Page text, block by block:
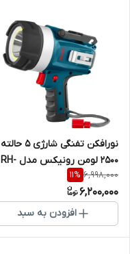
نورافکن تفنگی شارژی 5 حالته
2500 لومن رونیکس مدل RH-
4235
6,998,000
11%
6,200,000
افزودن به سبد